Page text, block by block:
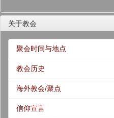
关于教会
聚会时间与地点
教会历史
海外教会/聚点
信仰宣言